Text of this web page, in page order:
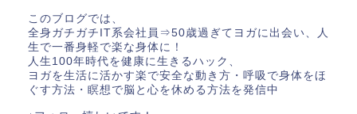
このブログでは、
全身ガチガチIT系会社員⇒50歳過ぎてヨガに出会い、人
生で一番身軽で楽な身体に！
人生100年時代を健康に生きるハック、
ヨガを生活に活かす楽で安全な動き方・呼吸で身体をほ
ぐす方法・瞑想で脳と心を休める方法を発信中